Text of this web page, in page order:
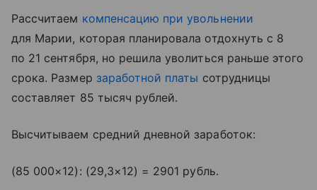
Рассчитаем компенсацию при увольнении
для Марии, которая планировала отдохнуть с 8
по 21 сентября, но решила уволиться раньше этого
срока. Размер заработной платы сотрудницы
составляет 85 тысяч рублей.
Высчитываем средний дневной заработок:
(85 000×12): (29,3×12) = 2901 рубль.